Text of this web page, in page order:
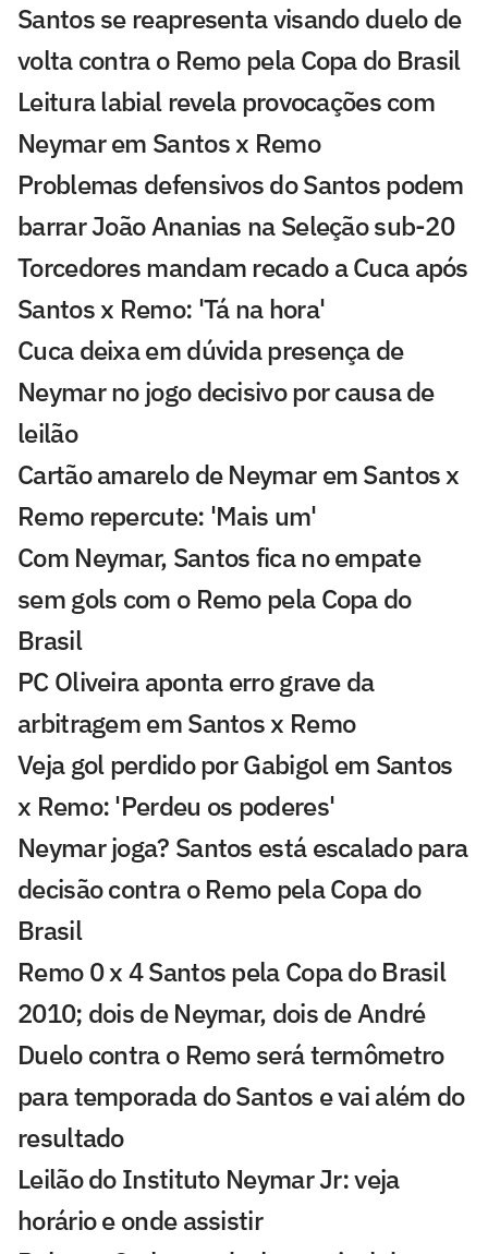
Santos se reapresenta visando duelo de
volta contra o Remo pela Copa do Brasil
Leitura labial revela provocações com
Neymar em Santos x Remo
Problemas defensivos do Santos podem
barrar João Ananias na Seleção sub-20
Torcedores mandam recado a Cuca após
Santos x Remo: 'Tá na hora'
Cuca deixa em dúvida presença de
Neymar no jogo decisivo por causa de
leilão
Cartão amarelo de Neymar em Santos x
Remo repercute: 'Mais um'
Com Neymar, Santos fica no empate
sem gols com o Remo pela Copa do
Brasil
PC Oliveira aponta erro grave da
arbitragem em Santos x Remo
Veja gol perdido por Gabigol em Santos
x Remo: 'Perdeu os poderes'
Neymar joga? Santos está escalado para
decisão contra o Remo pela Copa do
Brasil
Remo 0 x 4 Santos pela Copa do Brasil
2010; dois de Neymar, dois de André
Duelo contra o Remo será termômetro
para temporada do Santos e vai além do
resultado
Leilão do Instituto Neymar Jr: veja
horário e onde assistir